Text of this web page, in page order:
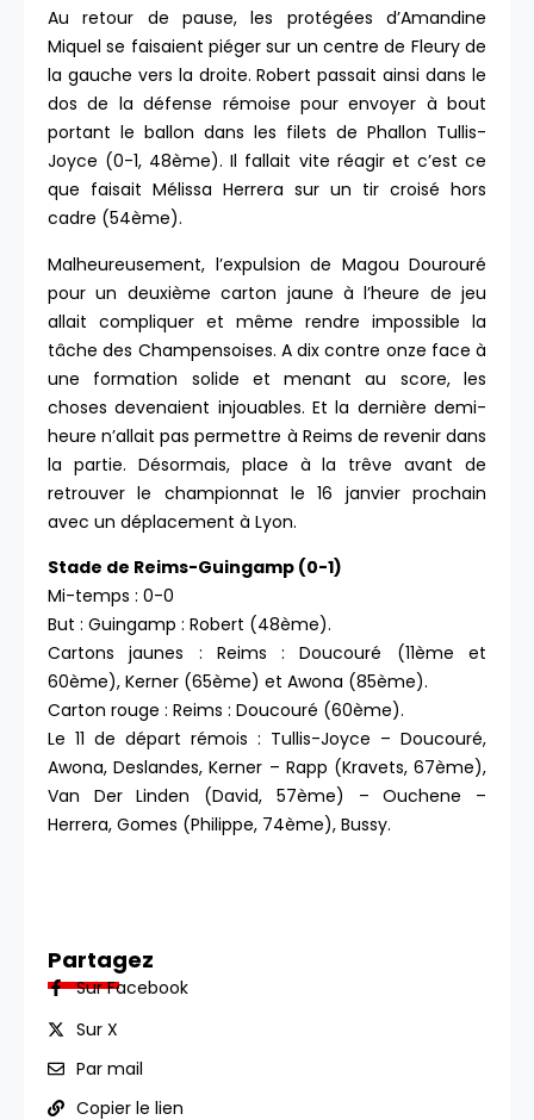
Au retour de pause, les protégées d’Amandine
Miquel se faisaient piéger sur un centre de Fleury de
la gauche vers la droite. Robert passait ainsi dans le
dos de la défense rémoise pour envoyer à bout
portant le ballon dans les filets de Phallon Tullis-
Joyce (0-1, 48ème). Il fallait vite réagir et c’est ce
que faisait Mélissa Herrera sur un tir croisé hors
cadre (54ème).
Malheureusement, l’expulsion de Magou Dourouré
pour un deuxième carton jaune à l’heure de jeu
allait compliquer et même rendre impossible la
tâche des Champensoises. A dix contre onze face à
une formation solide et menant au score, les
choses devenaient injouables. Et la dernière demi-
heure n’allait pas permettre à Reims de revenir dans
la partie. Désormais, place à la trêve avant de
retrouver le championnat le 16 janvier prochain
avec un déplacement à Lyon.
Stade de Reims-Guingamp (0-1)
Mi-temps : 0-0
But : Guingamp : Robert (48ème).
Cartons jaunes : Reims : Doucouré (11ème et
60ème), Kerner (65ème) et Awona (85ème).
Carton rouge : Reims : Doucouré (60ème).
Le 11 de départ rémois : Tullis-Joyce – Doucouré,
Awona, Deslandes, Kerner – Rapp (Kravets, 67ème),
Van Der Linden (David, 57ème) – Ouchene –
Herrera, Gomes (Philippe, 74ème), Bussy.
Partagez
Sur Facebook
Sur X
Par mail
Copier le lien